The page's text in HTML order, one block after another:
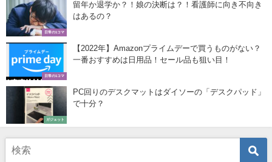
日常の1コマ
留年か退学か？！娘の決断は？！看護師に向き不向き
はあるの？
日常の1コマ
【2022年】Amazonプライムデーで買うものがない？
一番おすすめは日用品！セール品も狙い目！
ガジェット
PC回りのデスクマットはダイソーの「デスクパッド」
で十分？